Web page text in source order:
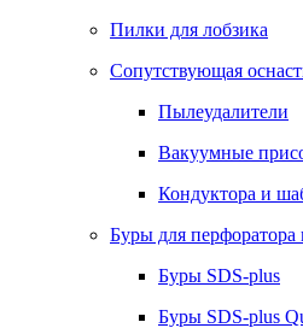
Пилки для лобзика
Сопутствующая
Пылеудалители
Вакуумные
Кондуктора и
Буры для перфоратора
Буры SDS-plus
Буры SDS-plus